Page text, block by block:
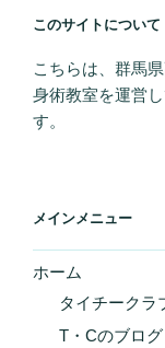
このサイトについて
こちらは、群馬
身術教室を運営
す。
メインメニュー
ホーム
タイチークラ
T・Cのブログ